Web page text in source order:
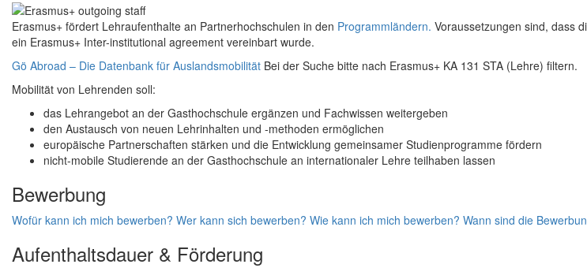
Erasmus+ fördert Lehraufenthalte an Partnerhochschulen in den Programmländern. Voraussetzungen sind, dass
ein Erasmus+ Inter-institutional agreement vereinbart wurde.
Gö Abroad – Die Datenbank für Auslandsmobilität Bei der Suche bitte nach Erasmus+ KA 131 STA (Lehre) filtern.
Mobilität von Lehrenden soll:
das Lehrangebot an der Gasthochschule ergänzen und Fachwissen weitergeben
den Austausch von neuen Lehrinhalten und -methoden ermöglichen
europäische Partnerschaften stärken und die Entwicklung gemeinsamer Studienprogramme fördern
nicht-mobile Studierende an der Gasthochschule an internationaler Lehre teilhaben lassen
Bewerbung
Wofür kann ich mich bewerben? Wer kann sich bewerben? Wie kann ich mich bewerben? Wann sind die
Aufenthaltsdauer & Förderung